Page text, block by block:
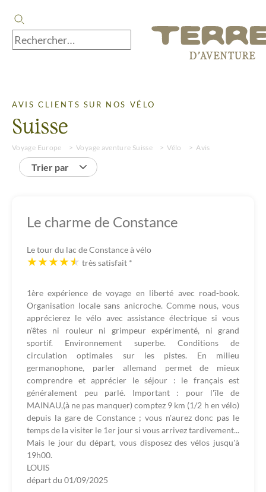
AVIS CLIENTS SUR NOS VÉLO
Suisse
Voyage Europe Voyage aventure Suisse Vélo Avis
Trier par
Le charme de Constance
Le tour du lac de Constance à vélo
très satisfait *
1ère expérience de voyage en liberté avec road-book.
Organisation locale sans anicroche. Comme nous, vous
apprécierez le vélo avec assistance électrique si vous
n'êtes ni rouleur ni grimpeur expérimenté, ni grand
sportif. Environnement superbe. Conditions de
circulation optimales sur les pistes. En milieu
germanophone, parler allemand permet de mieux
comprendre et apprécier le séjour : le français est
généralement peu parlé. Important : pour l'île de
MAINAU,(à ne pas manquer) comptez 9 km (1/2 h en vélo)
depuis la gare de Constance ; vous n'aurez donc pas le
temps de la visiter le 1er jour si vous arrivez tardivement...
Mais le jour du départ, vous disposez des vélos jusqu'à
19h00.
LOUIS
départ du 01/09/2025